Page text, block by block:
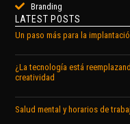
Branding
LATEST POSTS
Un paso más para la
¿La tecnología está
creatividad
Salud mental y horarios de